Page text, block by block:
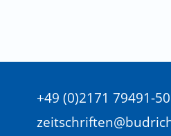
+49 (0)2171 79491-50